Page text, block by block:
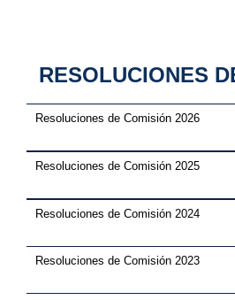
RESOLUCIONES
Resoluciones de Comisión 2026
Resoluciones de Comisión 2025
Resoluciones de Comisión 2024
Resoluciones de Comisión 2023